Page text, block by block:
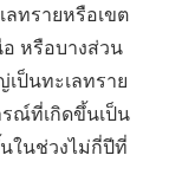
ทรายหรือเขต
หรือบางส่วน
ป็นทะเลทราย
ณ์ที่เกิดขึ้นเป็น
ในช่วงไม่กี่ปีที่